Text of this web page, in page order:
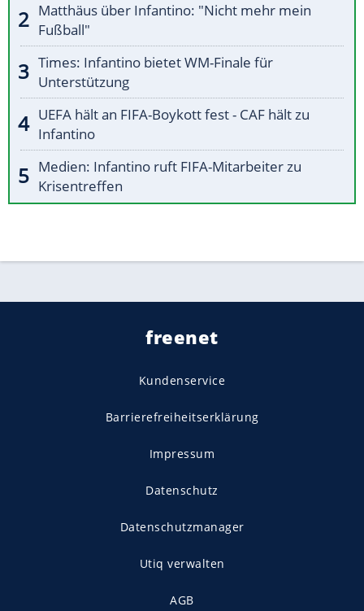
Matthäus über Infantino: "Nicht mehr mein
Fußball"
Times: Infantino bietet WM-Finale für
Unterstützung
UEFA hält an FIFA-Boykott fest - CAF hält zu
Infantino
Medien: Infantino ruft FIFA-Mitarbeiter zu
Krisentreffen
freenet
Kundenservice
Barrierefreiheitserklärung
Impressum
Datenschutz
Datenschutzmanager
Utiq verwalten
AGB